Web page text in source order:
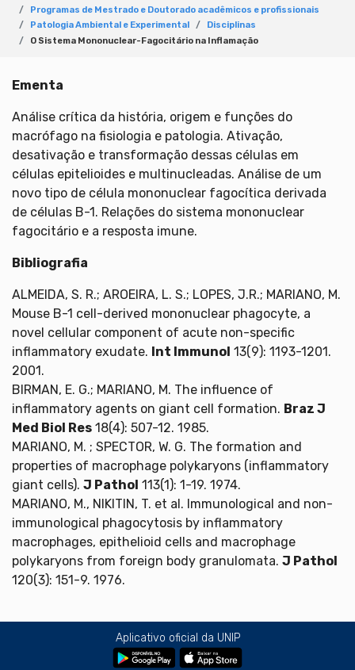
Programas de Mestrado e Doutorado acadêmicos e profissionais
Patologia Ambiental e Experimental
Disciplinas
O Sistema Mononuclear-Fagocitário na Inflamação
Ementa
Análise crítica da história, origem e funções do
macrófago na fisiologia e patologia. Ativação,
desativação e transformação dessas células em
células epitelioides e multinucleadas. Análise de um
novo tipo de célula mononuclear fagocítica derivada
de células B-1. Relações do sistema mononuclear
fagocitário e a resposta imune.
Bibliografia
ALMEIDA, S. R.; AROEIRA, L. S.; LOPES, J.R.; MARIANO, M.
Mouse B-1 cell-derived mononuclear phagocyte, a
novel cellular component of acute non-specific
inflammatory exudate. Int Immunol 13(9): 1193-1201.
2001.
BIRMAN, E. G.; MARIANO, M. The influence of
inflammatory agents on giant cell formation. Braz J
Med Biol Res 18(4): 507-12. 1985.
MARIANO, M. ; SPECTOR, W. G. The formation and
properties of macrophage polykaryons (inflammatory
giant cells). J Pathol 113(1): 1-19. 1974.
MARIANO, M., NIKITIN, T. et al. Immunological and non-
immunological phagocytosis by inflammatory
macrophages, epithelioid cells and macrophage
polykaryons from foreign body granulomata. J Pathol
120(3): 151-9. 1976.
Aplicativo oficial da UNIP